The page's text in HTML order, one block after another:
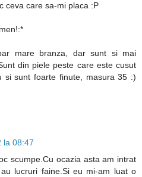
ceva care sa-mi placa :P
mare branza, dar sunt si mai
din piele peste care este cusut
si sunt foarte finute, masura 35 :)
la 08:47
scumpe.Cu ocazia asta am intrat
lucruri faine.Si eu mi-am luat o